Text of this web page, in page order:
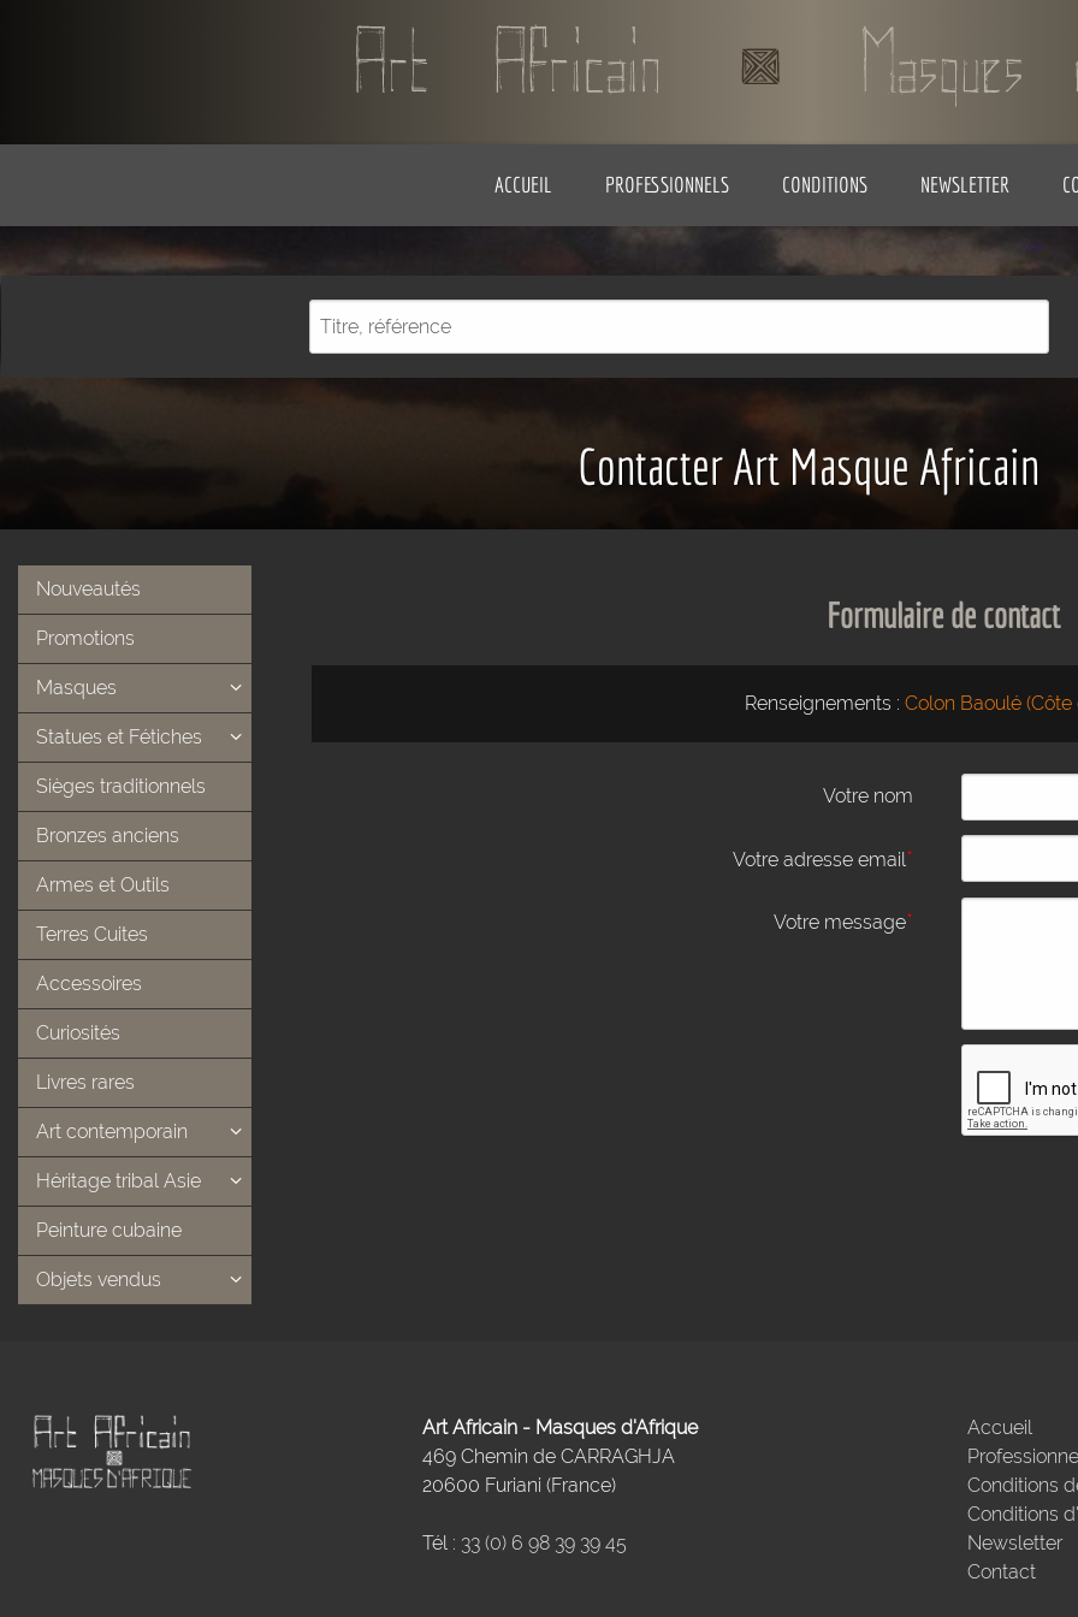
ACCUEIL PROFESSIONNELS CONDITIONS NEWSLETTER
Contacter Art Masque Africain
Nouveautés
Promotions
Masques
Statues et Fétiches
Sièges traditionnels
Bronzes anciens
Armes et Outils
Terres Cuites
Accessoires
Curiosités
Livres rares
Art contemporain
Héritage tribal Asie
Peinture cubaine
Objets vendus
Formulaire de contact
Renseignements : Colon Baoulé (Côte
Votre nom
Votre adresse email*
Votre message*
Art Africain - Masques d'Afrique
469 Chemin de CARRAGHJA
20600 Furiani (France)
Tél : 33 (0) 6 98 39 39 45
Accueil
Conditions
Conditions
Newsletter
Contact